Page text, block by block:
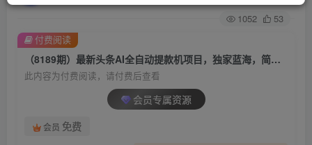
1052 53
（8189期）最新头条AI全自动提款机项目，独家蓝海，简单复制粘贴，月入5000＋轻松实现
此内容为付费阅读，请付费后查看
会员专属资源
会员 免费
付费阅读